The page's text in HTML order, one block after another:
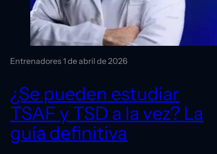
Entrenadores 1 de abril de 2026
¿Se pueden estudiar
TSAF y TSD a la vez? La
guía definitiva